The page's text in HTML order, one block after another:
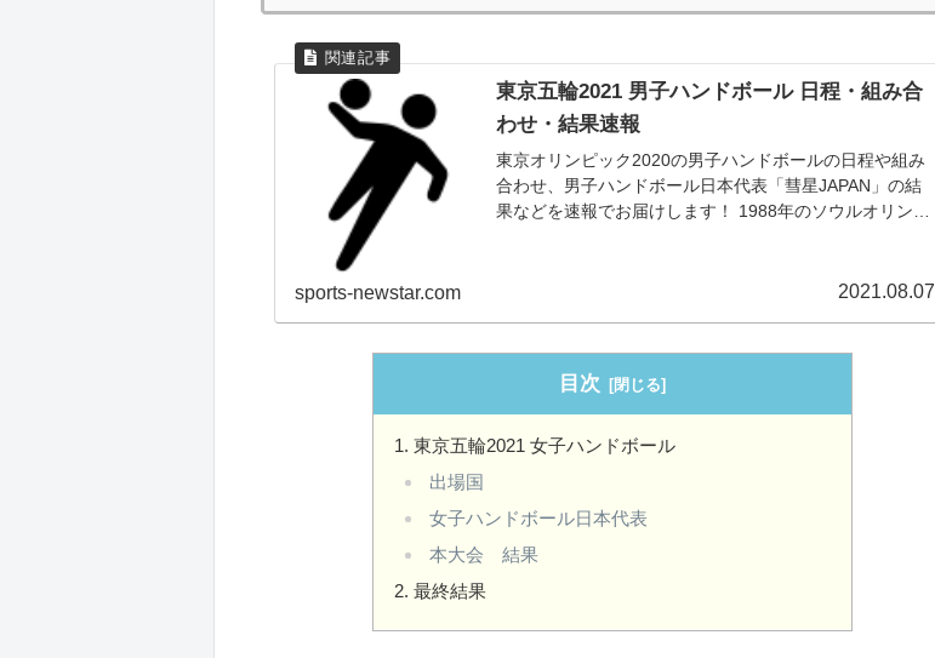
東京五輪2021 男子ハンドボール 日程・組み合
わせ・結果速報
東京オリンピック2020の男子ハンドボールの日程や組み
合わせ、男子ハンドボール日本代表「彗星JAPAN」の結
果などを速報でお届けします！ 1988年のソウルオリンピ
sports-newstar.com 2021.08.07
目次
東京五輪2021 女子ハンドボール
出場国
女子ハンドボール日本代表
本大会 結果
最終結果